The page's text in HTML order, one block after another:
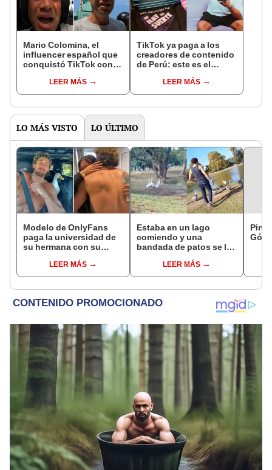
Mario Colomina, el
influencer español que
conquistó TikTok con
"Mi amor nació por la
gastronomía"
LEER MÁS
TikTok ya paga a los
creadores de contenido
de Perú: este es el
llegar a cobrar por 1.000
vistas
LEER MÁS
LO MÁS VISTO LO ÚLTIMO
Modelo de OnlyFans
paga la universidad de
su hermana con su
sorprendeLEER MÁS
Estaba en un lago
comiendo y una
bandada de patos se le
alimentoLEER MÁS